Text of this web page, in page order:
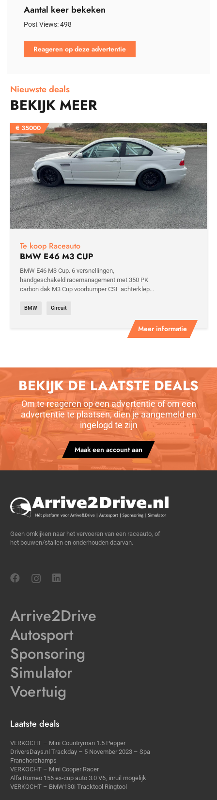
Aantal keer bekeken
Post Views:498
Reageren op deze advertentie
Nieuwste deals
BEKIJK MEER
€ 35000
Meer informatie
Te koop Raceauto
BMW E46 M3 CUP
BMW E46 M3 Cup. 6 versnellingen,
handgeschakeld racemanagement met 350 PK
carbon dak M3 Cup voorbumper CSL achterklep...
BMW Circuit
BEKIJK DE LAATSTE DEALS
Om te reageren op een advertentie of om een
advertentie te plaatsen, dien je aangemeld en
ingelogd te zijn
Maak een account aan
Geen omkijken naar het vervoeren van een raceauto, of
het bouwen/stallen en onderhouden daarvan.
Arrive2Drive
Autosport
Sponsoring
Simulator
Voertuig
Laatste deals
VERKOCHT – Mini Countryman 1.5 Pepper
DriversDays.nl Trackday – 5 November 2023 – Spa
Franchorchamps
VERKOCHT – Mini Cooper Racer
Alfa Romeo 156 ex-cup auto 3.0 V6, inruil mogelijk
VERKOCHT – BMW130i Tracktool Ringtool